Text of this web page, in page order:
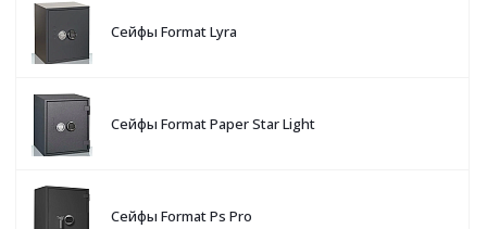
Сейфы Format Lyra
Сейфы Format Paper Star Light
Сейфы Format Ps Pro